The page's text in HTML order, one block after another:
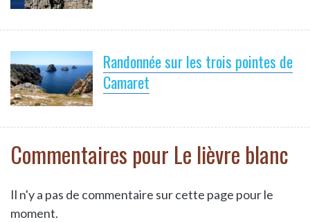
Randonnée sur les trois pointes de
Camaret
Commentaires pour Le lièvre blanc
Il n'y a pas de commentaire sur cette page pour le
moment.